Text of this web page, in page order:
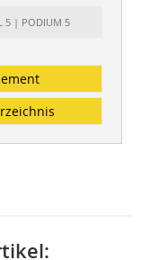
5 | PODIUM 5